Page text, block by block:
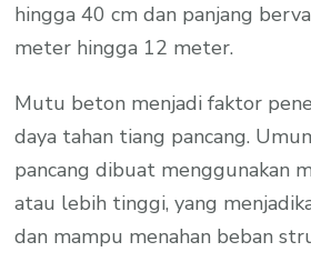
hingga 40 cm dan panjang
meter hingga 12 meter.
Mutu beton menjadi faktor
daya tahan tiang pancang.
pancang dibuat menggunakan
atau lebih tinggi, yang
dan mampu menahan beban